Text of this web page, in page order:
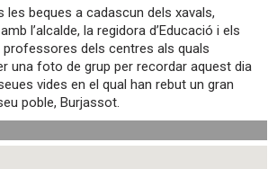
les beques a cadascun dels xavals,
l’alcalde, la regidora d’Educació i els
dels centres als quals
una foto de grup per recordar aquest dia
vides en el qual han rebut un gran
poble, Burjassot.